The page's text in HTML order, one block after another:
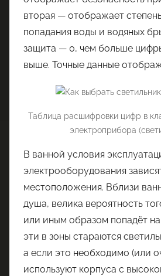
вторая — отображает
попадания воды и водяных
защита — 0, чем больше
выше. Точные данные
Таблица расшифровки цифр в
электроприбора
В ванной условия
электрооборудования
местоположения. Вблизи
душа, велика вероятность
или иным образом попадёт
эти в зоны стараются
а если это необходимо (или
используют корпуса с